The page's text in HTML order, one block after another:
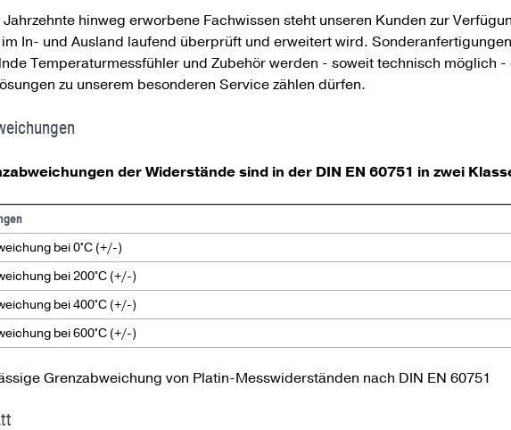
hinweg erworbene Fachwissen steht unseren Kunden zur
In- und Ausland laufend überprüft und erweitert wird.
Temperaturmessfühler und Zubehör werden - soweit technisch möglich
zu unserem besonderen Service zählen dürfen.
der Widerstände sind in der DIN EN 60751 in zwei
bei 0°C (+/-)
bei 200°C (+/-)
bei 400°C (+/-)
bei 600°C (+/-)
Grenzabweichung von Platin-Messwiderständen nach DIN EN 60751